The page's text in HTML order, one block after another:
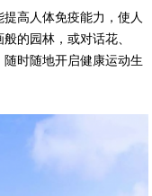
高人体免疫能力，使人
的园林，或对话花、
时随地开启健康运动生